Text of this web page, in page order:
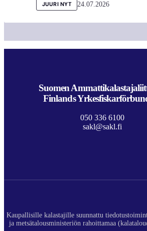
JUURI NYT 24.07.2026
Suomen
Finlands
050 336 6100
sakl@sakl.fi
Kaupallisille kalastajille suunnattu
ja metsätalousministeriön rahoittamaa